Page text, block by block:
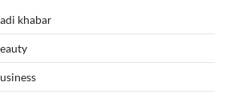
khabar